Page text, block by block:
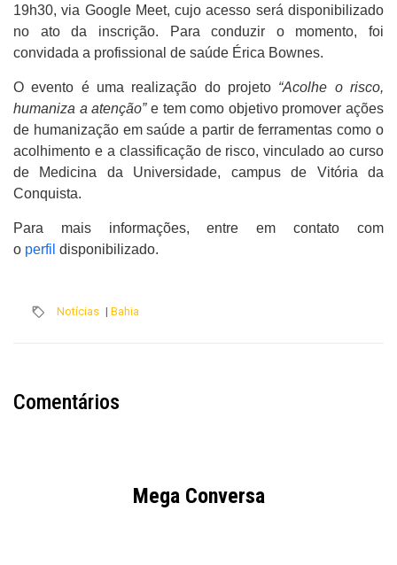
19h30, via Google Meet, cujo acesso será disponibilizado
no ato da inscrição. Para conduzir o momento, foi
convidada a profissional de saúde Érica Bownes.
O evento é uma realização do projeto “Acolhe o risco,
humaniza a atenção”e tem como objetivo promover ações
de humanização em saúde a partir de ferramentas como o
acolhimento e a classificação de risco, vinculado ao curso
de Medicina da Universidade, campus de Vitória da
Conquista.
Para mais informações, entre em contato com
o perfil disponibilizado.
Notícias | Bahia
Comentários
Mega Conversa